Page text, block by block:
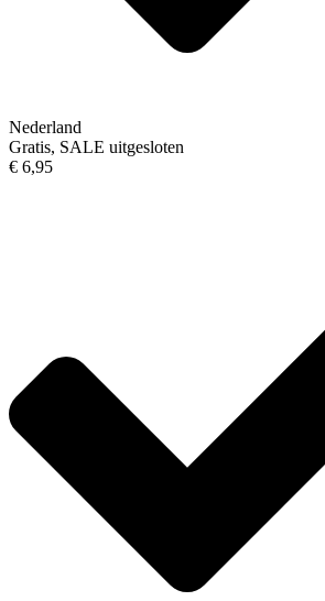
Nederland
Gratis, SALE uitgesloten
€ 6,95